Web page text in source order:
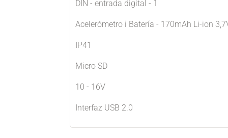
DIN - entrada digital - 1
Acelerómetro i Batería - 170mAh Li-ion
IP41
Micro SD
10 - 16V
Interfaz USB 2.0